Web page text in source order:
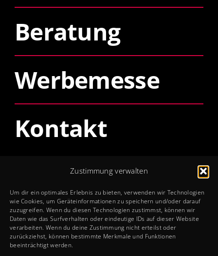
Zustimmung verwalten
Um dir ein optimales Erlebnis zu bieten, verwenden wir Technologien
wie Cookies, um Geräteinformationen zu speichern und/oder darauf
zuzugreifen. Wenn du diesen Technologien zustimmst, können wir
Daten wie das Surfverhalten oder eindeutige IDs auf dieser Website
verarbeiten. Wenn du deine Zustimmung nicht erteilst oder
zurückziehst, können bestimmte Merkmale und Funktionen
beeinträchtigt werden.
Beratung
Werbemesse
Kontakt
Fr: 8 – 12 + 13 – 15 Uhr
Sa + So: Geschlossen
Rechtliches